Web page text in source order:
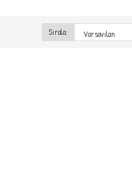
Sırala: